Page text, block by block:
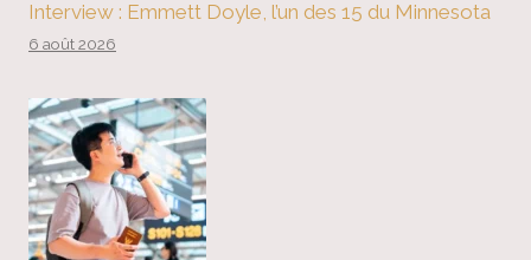
Interview : Emmett Doyle, l’un des 15 du Minnesota
6 août 2026